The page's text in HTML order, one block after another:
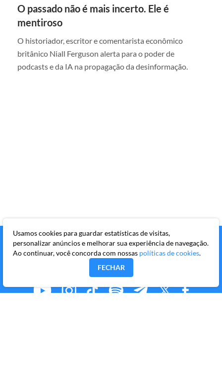
O passado não é mais incerto. Ele é
mentiroso
O historiador, escritor e comentarista econômico
britânico Niall Ferguson alerta para o poder de
podcasts e da IA na propagação da desinformação.
Usamos cookies para guardar estatísticas de visitas,
personalizar anúncios e melhorar sua experiência de navegação.
Ao continuar, você concorda com nossas políticas de cookies.
FECHAR